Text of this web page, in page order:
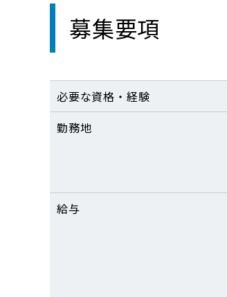
募集要項
必要な資格・経験
勤務地
給与